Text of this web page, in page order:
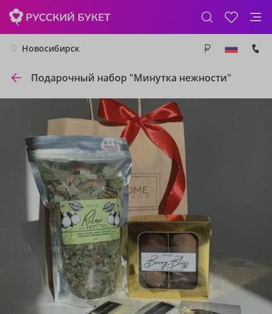
Новосибирск
Подарочный набор "Минутка нежности"